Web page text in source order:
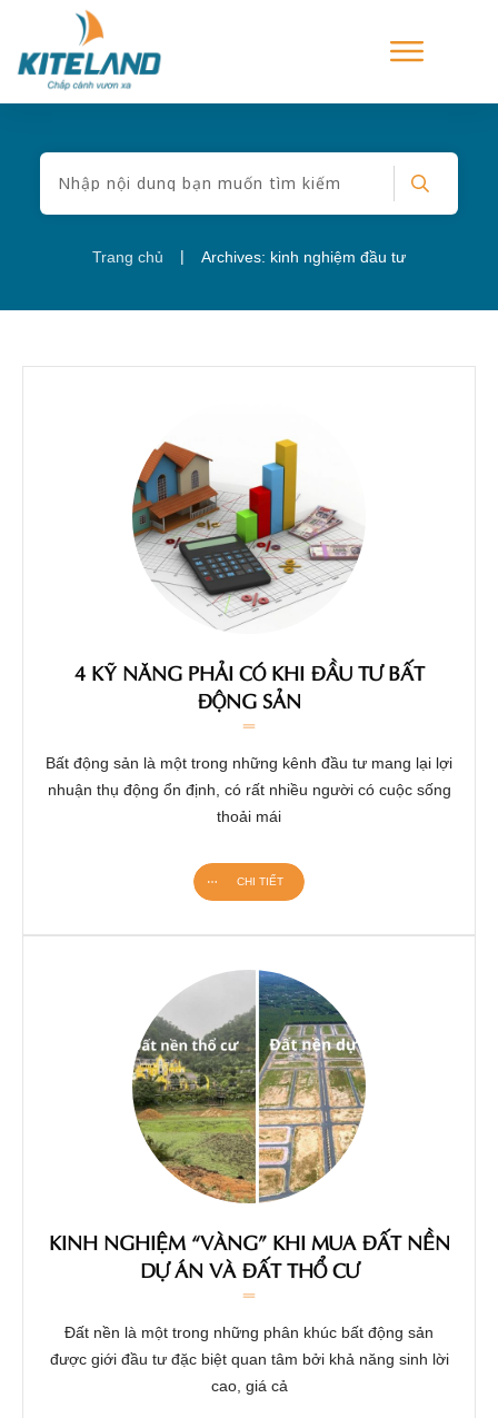
Trang chủ | Archives: kinh nghiệm đầu tư
4 KỸ NĂNG PHẢI CÓ KHI ĐẦU TƯ BẤT
ĐỘNG SẢN
Bất động sản là một trong những kênh đầu tư mang lại lợi
nhuận thụ động ổn định, có rất nhiều người có cuộc sống
thoải mái
CHI TIẾT
KINH NGHIỆM “VÀNG” KHI MUA ĐẤT NỀN
DỰ ÁN VÀ ĐẤT THỔ CƯ
Đất nền là một trong những phân khúc bất động sản
được giới đầu tư đặc biệt quan tâm bởi khả năng sinh lời
cao, giá cả